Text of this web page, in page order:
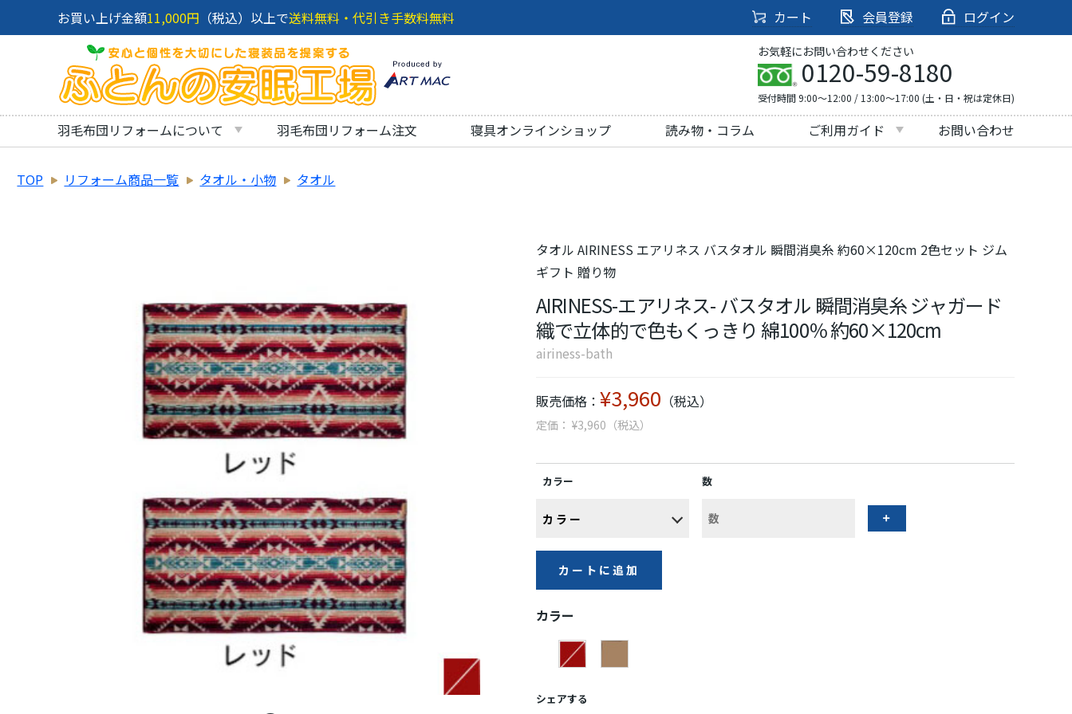
お買い上げ金額11,000円 （税込）以上で送料無料・代引き手数料無料 カート 会員登録 ログイン
お気軽にお問い合わせください
0120-59-8180
受付時間 9:00～12:00 / 13:00～17:00 (土・日・祝は定休日)
羽毛布団リフォームについて 羽毛布団リフォーム注文 寝具オンラインショップ 読み物・コラム ご利用ガイド お問い合わせ
TOP リフォーム商品一覧 タオル・小物 タオル
タオル AIRINESS エアリネス バスタオル 瞬間消臭糸 約60×120cm 2色セット ジム
ギフト 贈り物
AIRINESS-エアリネス- バスタオル 瞬間消臭糸 ジャガード
織で立体的で色もくっきり 綿100％ 約60×120cm
airiness-bath
販売価格： ¥3,960 （税込）
定価： ¥3,960（税込）
カラー 数
カートに追加
カラー
シェアする